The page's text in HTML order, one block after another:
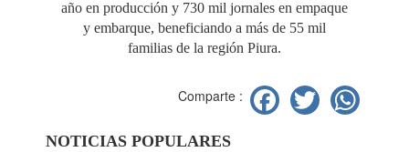
año en producción y 730 mil jornales en empaque
y embarque, beneficiando a más de 55 mil
familias de la región Piura.
Comparte : Facebook
Twitter
NOTICIAS POPULARES